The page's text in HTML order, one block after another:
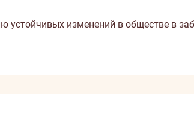
устойчивых изменений в обществе в